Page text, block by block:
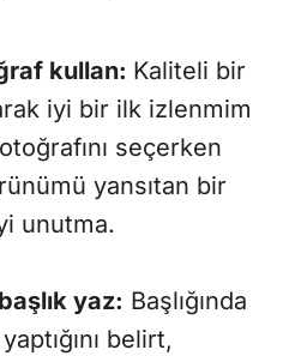
kullan: Kaliteli bir
iyi bir ilk izlenmim
seçerken
yansıtan bir
unutma.
yaz: Başlığında
belirt,